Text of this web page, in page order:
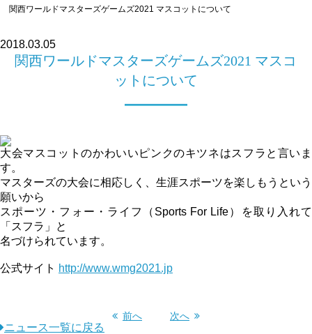
関西ワールドマスターズゲームズ2021 マスコットについて
2018.03.05
関西ワールドマスターズゲームズ2021 マスコ
ットについて
大会マスコットのかわいいピンクのキツネはスフラと言いま
す。
マスターズの大会に相応しく、生涯スポーツを楽しもうという
願いから
スポーツ・フォー・ライフ（Sports For Life）を取り入れて
「スフラ」と
名づけられています。
公式サイト http://www.wmg2021.jp
前へ 次へ
ニュース一覧に戻る